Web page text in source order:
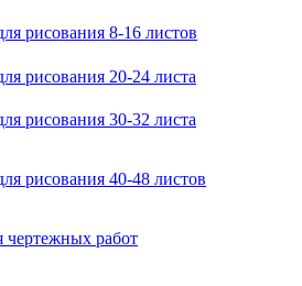
рисования 8-16 листов
рисования 20-24 листа
рисования 30-32 листа
рисования 40-48 листов
чертежных работ